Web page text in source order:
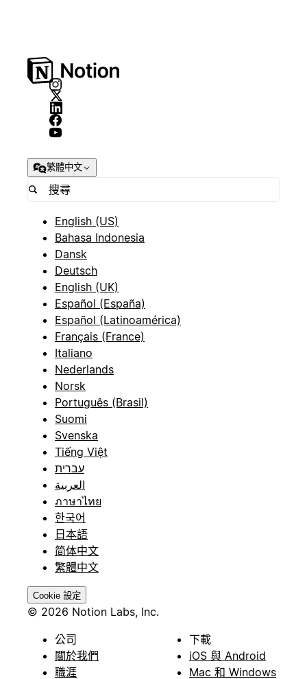
繁體中文
English (US)
Bahasa Indonesia
Dansk
Deutsch
English (UK)
Español (España)
Español (Latinoamérica)
Français (France)
Italiano
Nederlands
Norsk
Português (Brasil)
Suomi
Svenska
Tiếng Việt
עברית
العربية
ภาษาไทย
한국어
日本語
简体中文
繁體中文
Cookie 設定
© 2026 Notion Labs, Inc.
公司
關於我們
職涯
下載
iOS 與 Android
Mac 和 Windows